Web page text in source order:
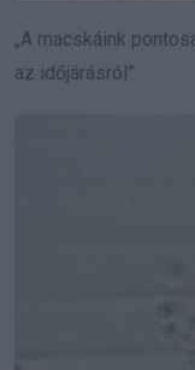
„A macskáink
az időjárásról”